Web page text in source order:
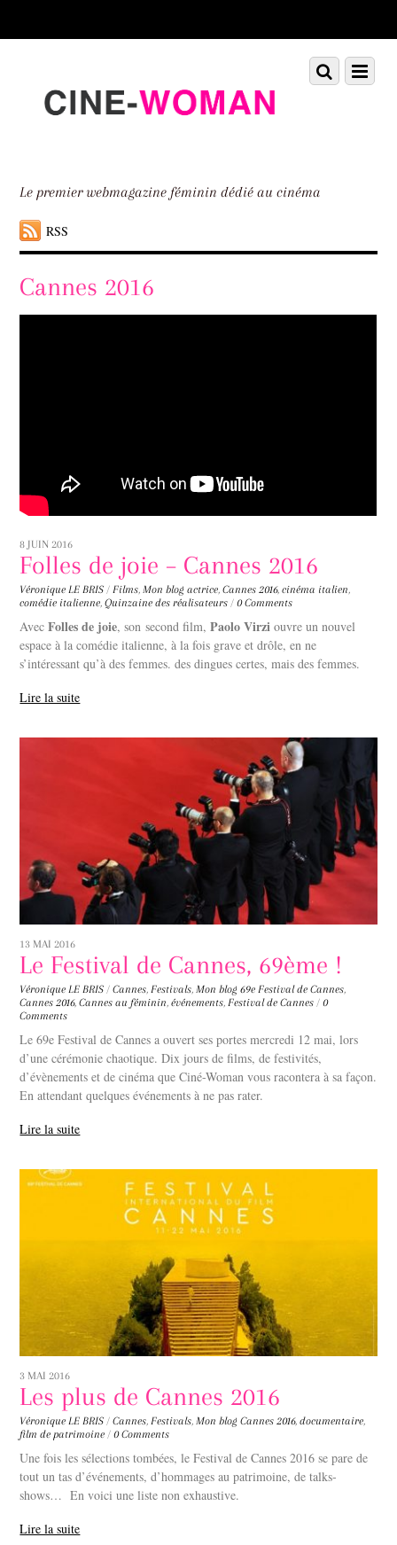
down
Le premier webmagazine féminin dédié au cinéma
RSS
Menu
Scroll
down
Cannes 2016
8 JUIN 2016
Folles de joie – Cannes 2016
Véronique LE BRIS / Films,Mon blog actrice,Cannes 2016,cinéma italien,
comédie italienne,Quinzaine des réalisateurs / 0 Comments
AvecFolles de joie, son second film,Paolo Virzi ouvre un nouvel
espace à la comédie italienne, à la fois grave et drôle, en ne
s’intéressant qu’à des femmes. des dingues certes, mais des femmes.
Lire la suite
13 MAI 2016
Le Festival de Cannes, 69ème !
Véronique LE BRIS / Cannes,Festivals,Mon blog 69e Festival de Cannes,
Cannes 2016,Cannes au féminin,événements,Festival de Cannes / 0
Comments
Le 69e Festival de Cannes a ouvert ses portes mercredi 12 mai, lors
d’une cérémonie chaotique. Dix jours de films, de festivités,
d’évènements et de cinéma que Ciné-Woman vous racontera à sa façon.
En attendant quelques événements à ne pas rater.
Lire la suite
3 MAI 2016
Les plus de Cannes 2016
Véronique LE BRIS / Cannes,Festivals,Mon blog Cannes 2016,documentaire,
film de patrimoine / 0 Comments
Une fois les sélections tombées, le Festival de Cannes 2016 se pare de
tout un tas d’événements, d’hommages au patrimoine, de talks-
shows… En voici une liste non exhaustive.
Lire la suite